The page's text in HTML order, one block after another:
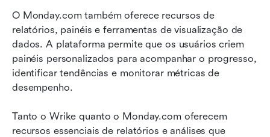
O Monday.com também oferece recursos de
relatórios, painéis e ferramentas de visualização de
dados. A plataforma permite que os usuários criem
painéis personalizados para acompanhar o progresso,
identificar tendências e monitorar métricas de
desempenho.
Tanto o Wrike quanto o Monday.com oferecem
recursos essenciais de relatórios e análises que